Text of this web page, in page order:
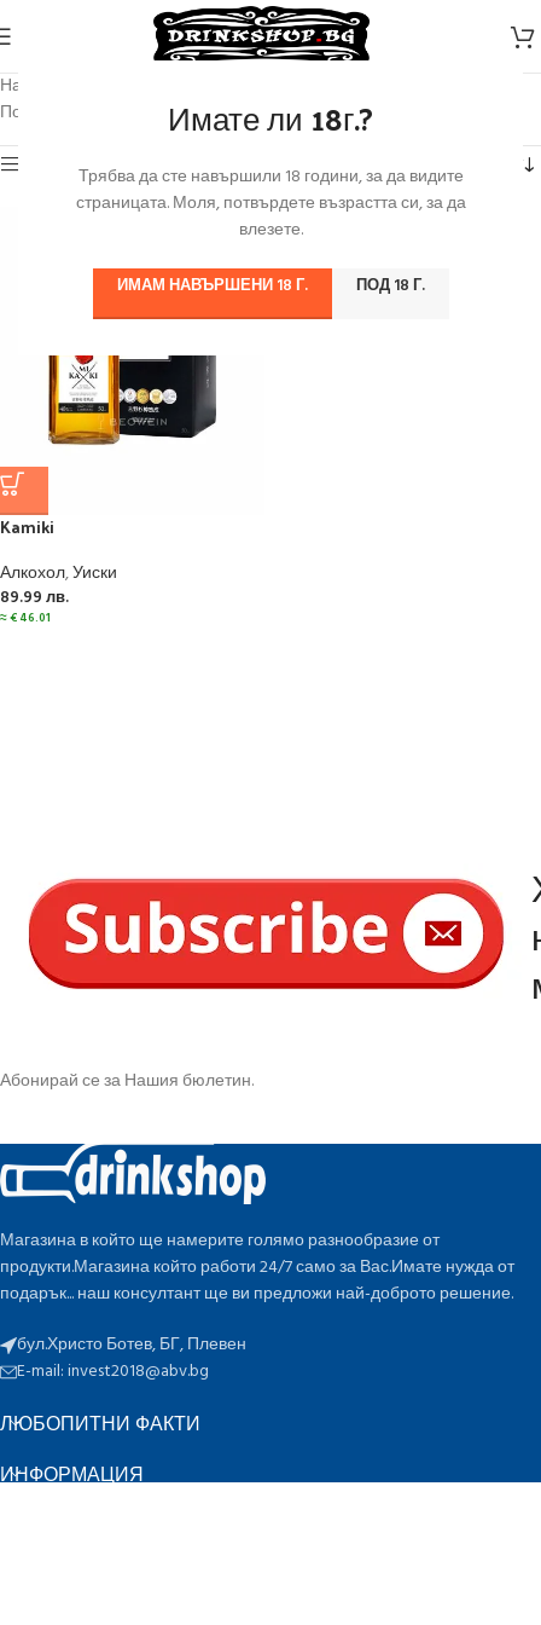
Имате ли 18г.?
Трябва да сте навършили 18 години, за да видите
страницата. Моля, потвърдете възрастта си, за да
влезете.
ИМАМ НАВЪРШЕНИ 18 Г. ПОД 18 Г.
Начало
Показване на единствения резултат
Категории
Kamiki
Алкохол,Уиски
89.99 лв.
≈€46.01
Абонирай се за Нашия бюлетин.
Магазина в който ще намерите голямо разнообразие от
продукти.Магазина който работи 24/7 само за Вас.Имате нужда от
подарък... наш консултант ще ви предложи най-доброто решение.
бул.Христо Ботев, БГ, Плевен
E-mail:invest2018@abv.bg
ЛЮБОПИТНИ ФАКТИ
ИНФОРМАЦИЯ